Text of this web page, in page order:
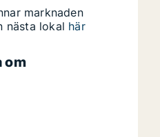
marknaden
nästa lokal här
om